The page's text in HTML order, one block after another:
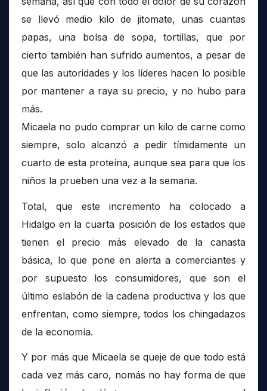
se llevó medio kilo de jitomate, unas cuantas
papas, una bolsa de sopa, tortillas, que por
cierto también han sufrido aumentos, a pesar de
que las autoridades y los líderes hacen lo posible
por mantener a raya su precio, y no hubo para
más.
Micaela no pudo comprar un kilo de carne como
siempre, solo alcanzó a pedir tímidamente un
cuarto de esta proteína, aunque sea para que los
niños la prueben una vez a la semana.
Total, que este incremento ha colocado a
Hidalgo en la cuarta posición de los estados que
tienen el precio más elevado de la canasta
básica, lo que pone en alerta a comerciantes y
por supuesto los consumidores, que son el
último eslabón de la cadena productiva y los que
enfrentan, como siempre, todos los chingadazos
de la economía.
Y por más que Micaela se queje de que todo está
cada vez más caro, nomás no hay forma de que